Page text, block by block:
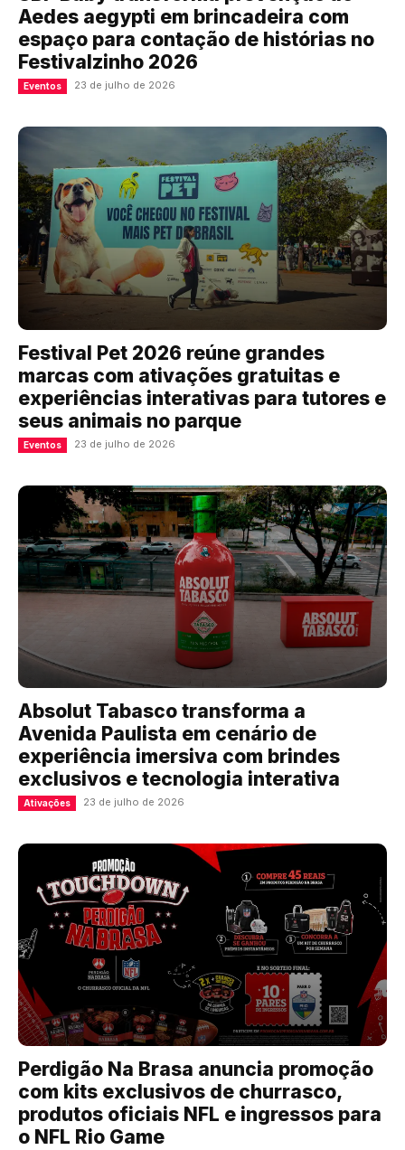
Aedes aegypti em brincadeira com
espaço para contação de histórias no
Festivalzinho 2026
Eventos 23 de julho de 2026
Festival Pet 2026 reúne grandes
marcas com ativações gratuitas e
experiências interativas para tutores e
seus animais no parque
Eventos 23 de julho de 2026
Absolut Tabasco transforma a
Avenida Paulista em cenário de
experiência imersiva com brindes
exclusivos e tecnologia interativa
Ativações 23 de julho de 2026
Perdigão Na Brasa anuncia promoção
com kits exclusivos de churrasco,
produtos oficiais NFL e ingressos para
o NFL Rio Game